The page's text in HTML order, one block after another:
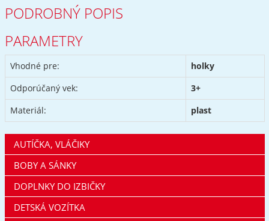
PODROBNÝ POPIS
PARAMETRY
Vhodné pre:
holky
Odporúčaný vek:
3+
Materiál:
plast
AUTÍČKA, VLÁČIKY
BOBY A SÁNKY
DOPLNKY DO IZBIČKY
DETSKÁ VOZÍTKA